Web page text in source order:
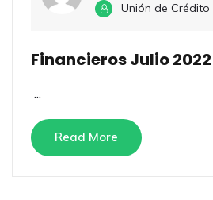
Unión de Crédito
Financieros Julio 2022
...
Read More